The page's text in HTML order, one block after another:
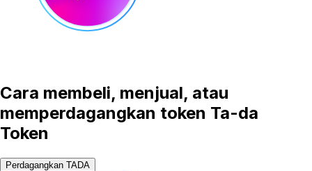
Cara membeli, menjual, atau
memperdagangkan token Ta-da
Token
Perdagangkan TADA